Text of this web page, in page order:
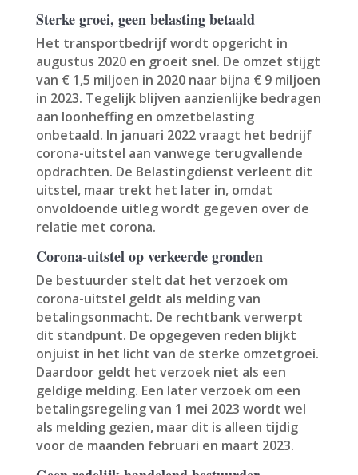
Sterke groei, geen belasting betaald
Het transportbedrijf wordt opgericht in
augustus 2020 en groeit snel. De omzet stijgt
van € 1,5 miljoen in 2020 naar bijna € 9 miljoen
in 2023. Tegelijk blijven aanzienlijke bedragen
aan loonheffing en omzetbelasting
onbetaald. In januari 2022 vraagt het bedrijf
corona-uitstel aan vanwege terugvallende
opdrachten. De Belastingdienst verleent dit
uitstel, maar trekt het later in, omdat
onvoldoende uitleg wordt gegeven over de
relatie met corona.
Corona-uitstel op verkeerde gronden
De bestuurder stelt dat het verzoek om
corona-uitstel geldt als melding van
betalingsonmacht. De rechtbank verwerpt
dit standpunt. De opgegeven reden blijkt
onjuist in het licht van de sterke omzetgroei.
Daardoor geldt het verzoek niet als een
geldige melding. Een later verzoek om een
betalingsregeling van 1 mei 2023 wordt wel
als melding gezien, maar dit is alleen tijdig
voor de maanden februari en maart 2023.